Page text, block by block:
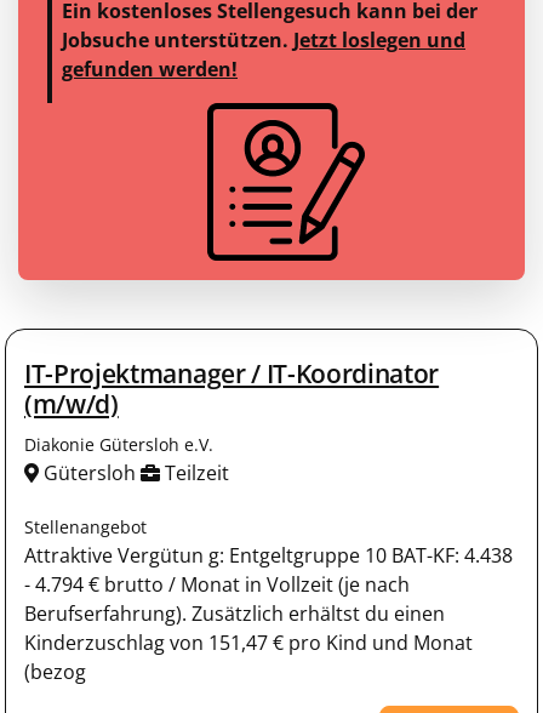
Ein kostenloses Stellengesuch kann bei der
Jobsuche unterstützen. Jetzt loslegen und
gefunden werden!
IT-Projektmanager / IT-Koordinator
(m/w/d)
Diakonie Gütersloh e.V.
Gütersloh Teilzeit
Stellenangebot
Attraktive Vergütun g: Entgeltgruppe 10 BAT-KF: 4.438
- 4.794 € brutto / Monat in Vollzeit (je nach
Berufserfahrung). Zusätzlich erhältst du einen
Kinderzuschlag von 151,47 € pro Kind und Monat
(bezog